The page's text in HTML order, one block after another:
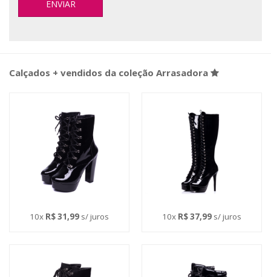
Calçados + vendidos da coleção Arrasadora
10x R$ 31,99s/ juros 10x R$ 37,99s/ juros